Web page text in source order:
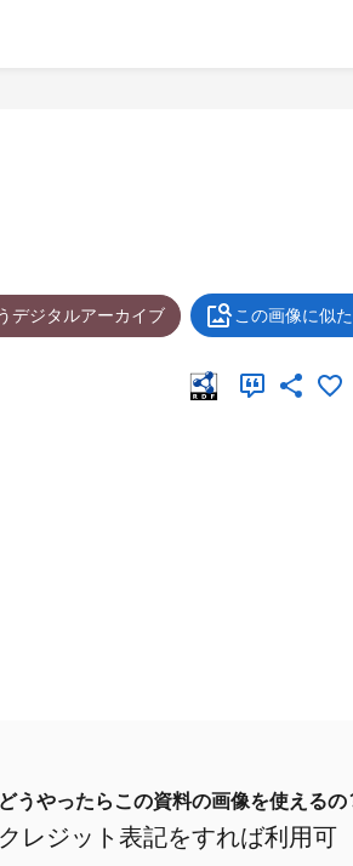
デジタルアーカイブ この画像に似
どうやったらこの資料の画像を使えるの
クレジット表記をすれば利用可